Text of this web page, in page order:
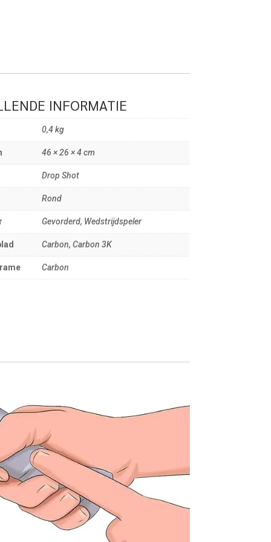
INFORMATIE
0,4 kg
46 × 26 × 4 cm
Drop Shot
Rond
Gevorderd, Wedstrijdspeler
Carbon, Carbon 3K
Carbon